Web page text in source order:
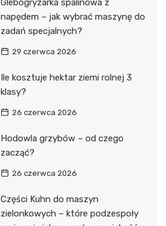
Glebogryzarka spalinowa z
napędem – jak wybrać maszynę do
zadań specjalnych?
29 czerwca 2026
Ile kosztuje hektar ziemi rolnej 3
klasy?
26 czerwca 2026
Hodowla grzybów – od czego
zacząć?
26 czerwca 2026
Części Kuhn do maszyn
zielonkowych – które podzespoły